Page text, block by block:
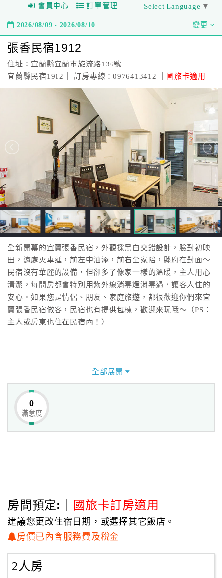
會員中心 訂單管理 Select Language ▼
2026/08/09 - 2026/08/10 變更
張香民宿1912
住址：宜蘭縣宜蘭市旋流路136號
宜蘭縣民宿1912｜ 訂房專線：0976413412 ｜
國旅卡適用
全新開幕的宜蘭張香民宿，外觀採黑白交錯設計，臉對初映
田，遠處火車延，前左中油添，前右全家陪，縣府在對面～
民宿沒有華麗的設備，但卻多了像家一樣的溫暖，主人用心
清潔，每間房都會特別用紫外線消毒燈消毒過，讓客人住的
安心。如果您是情侶、朋友、家庭旅遊，都很歡迎你們來宜
蘭張香民宿做客，民宿也有提供包棟，歡迎來玩哦～（PS：
主人或房東也住在民宿內！）
全部展開
0
滿意度
房間預定:｜ 國旅卡訂房適用
建議您更改住宿日期，或選擇其它飯店。
房價已內含服務費及稅金
2人房